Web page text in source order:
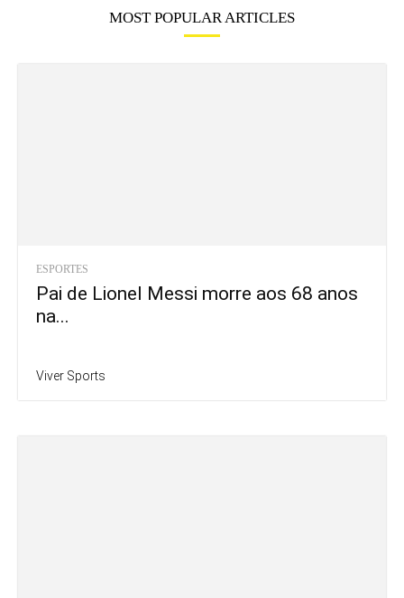
MOST POPULAR ARTICLES
ESPORTES
Pai de Lionel Messi morre aos 68 anos
na...
Viver Sports